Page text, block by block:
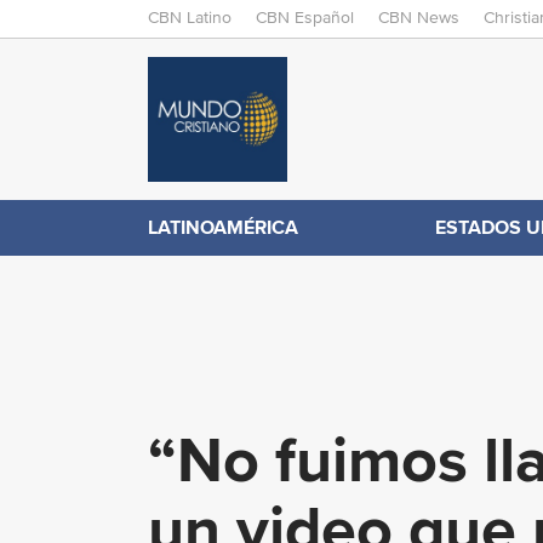
M
N
E
CBN Latino CBN Español CBN News
C
B
N
.
m
LATINOAMÉRICA ESTADOS
“No fuimos